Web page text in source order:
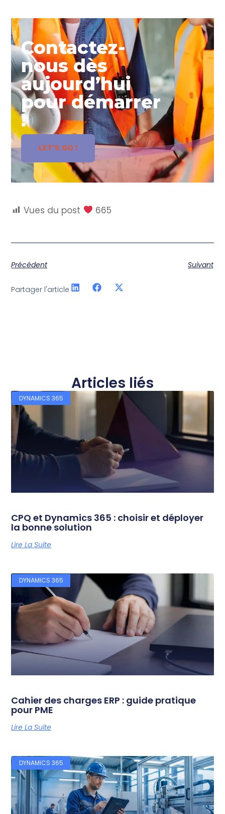
Contactez-
nous dès
aujourd’hui
pour démarrer
!
LET'S GO !
Vues du post 665
Précédent Suivant
Partager l'article
Articles liés
DYNAMICS 365
CPQ et Dynamics 365 : choisir et déployer
la bonne solution
Lire La Suite
DYNAMICS 365
Cahier des charges ERP : guide pratique
pour PME
Lire La Suite
DYNAMICS 365